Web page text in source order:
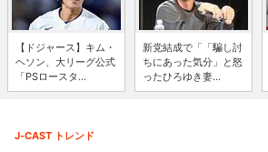
【ドジャース】キム・
ヘソン、大リーグ公式
「PSロースタ...
新党結成で「「騙し討
ちにあった気分」と怒
ったひろゆき妻...
J-CAST トレンド